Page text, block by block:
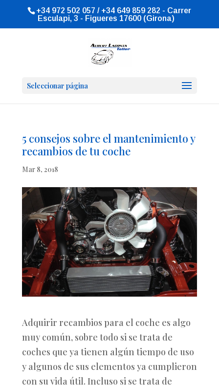
+34 972 502 057 / +34 649 859 282 - Carrer
Esculapi, 3 - Figueres 17600 (Girona)
Seleccionar página
5 consejos sobre el mantenimiento y
recambios de tu coche
Mar 8, 2018
Adquirir recambios para el coche es algo
muy común, sobre todo si se trata de
coches que ya tienen algún tiempo de uso
y algunos de sus elementos ya cumplieron
con su vida útil. Incluso si se trata de